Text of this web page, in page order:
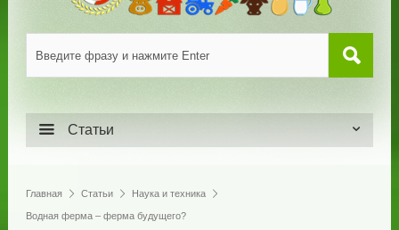
Статьи
Главная Статьи Наука и техника
Водная ферма – ферма будущего?